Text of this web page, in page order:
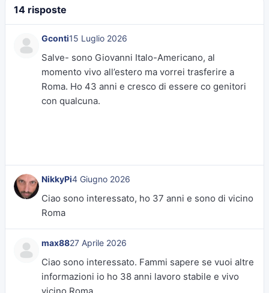
14 risposte
Gconti15 Luglio 2026
Salve- sono Giovanni Italo-Americano, al
momento vivo all’estero ma vorrei trasferire a
Roma. Ho 43 anni e cresco di essere co genitori
con qualcuna.
NikkyPi4 Giugno 2026
Ciao sono interessato, ho 37 anni e sono di vicino
Roma
max8827 Aprile 2026
Ciao sono interessato. Fammi sapere se vuoi altre
informazioni io ho 38 anni lavoro stabile e vivo